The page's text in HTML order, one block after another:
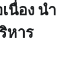
นื่อง นำ
หาร